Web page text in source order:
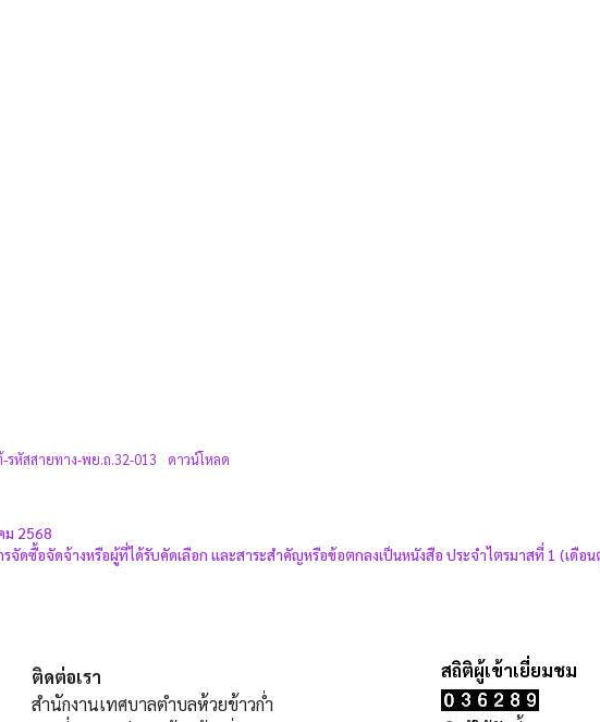
รหัสสายทาง-พย.ถ.32-013 ดาวน์โหลด
ม 2568
จัดซื้อจัดจ้างหรือผู้ที่ได้รับคัดเลือก และสาระสำคัญหรือข้อตกลงเป็นหนังสือ ประจำไตรมาสที่ 1 (เดือ
ติดต่อเรา
สำนักงานเทศบาลตำบลห้วยข้าวก่ำ